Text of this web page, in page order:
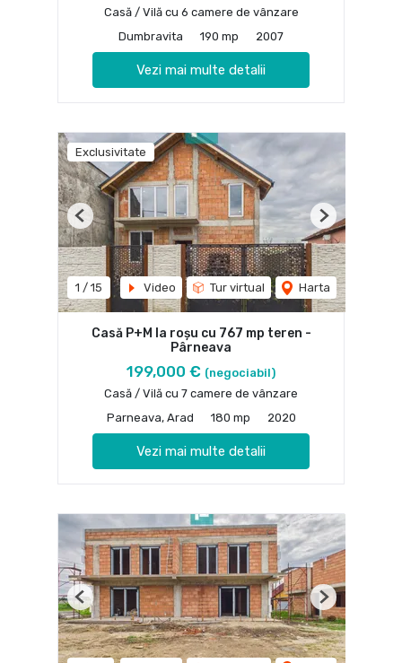
Casă / Vilă cu 6 camere de vânzare
Dumbravita
190 mp 2007
Vezi mai multe detalii
Exclusivitate
1 / 15 Video Tur virtual Harta
Previous Next
Casă P+M la roșu cu 767 mp teren -
Pârneava
199,000 € (negociabil)
Casă / Vilă cu 7 camere de vânzare
Parneava, Arad
180 mp 2020
Vezi mai multe detalii
Previous Next